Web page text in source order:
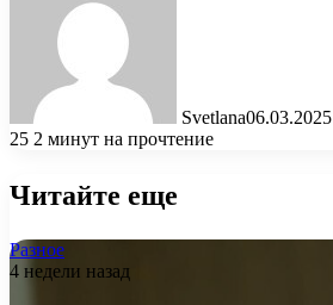
Svetlana06.03.2025
25 2 минут на прочтение
Читайте еще
Разное
4 недели назад